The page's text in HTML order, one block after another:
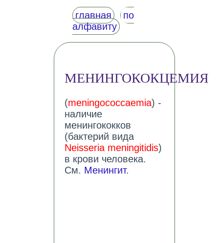
главная
по
алфавиту
МЕНИНГОКОКЦЕМИЯ
(meningococcaemia) -
наличие
менингококков
(бактерий вида
Neisseria meningitidis)
в крови человека.
См. Менингит.